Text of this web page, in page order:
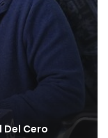
Del Cero